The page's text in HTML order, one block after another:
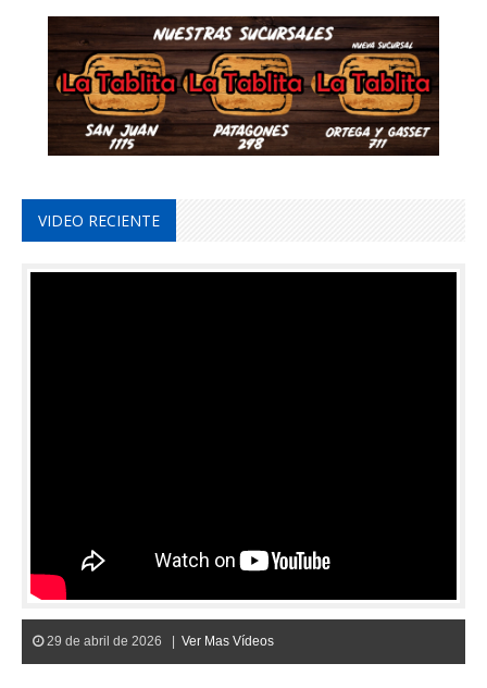
VIDEO RECIENTE
29 de abril de 2026 | Ver Mas Vídeos